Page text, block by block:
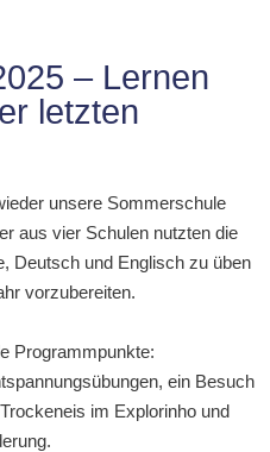
– Lernen
letzten
unsere Sommerschule
aus vier Schulen nutzten die
Deutsch und Englisch zu üben
vorzubereiten.
Programmpunkte:
ein Besuch
im Explorinho und